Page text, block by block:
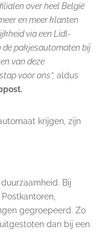
over heel België
en meer klanten
via een Lidl-
de pakjesautomaten bij
van deze
voor ons”, aldus
krijgen, zijn
Bij
gegroepeerd. Zo
uitgestoten dan bij een